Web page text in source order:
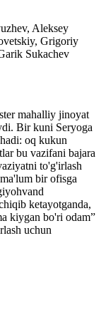
Aleksey
Grigoriy
Sukachev
mahalliy jinoyat
Bir kuni Seryoga
oq kukun
bu vazifani bajara
to'g'irlash
bir ofisga
ketayotganda,
kiygan bo'ri odam”
uchun